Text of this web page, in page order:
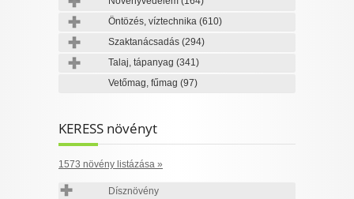
Öntözés, víztechnika (610)
Szaktanácsadás (294)
Talaj, tápanyag (341)
Vetőmag, fűmag (97)
KERESS növényt
1573 növény listázása »
Dísznövény